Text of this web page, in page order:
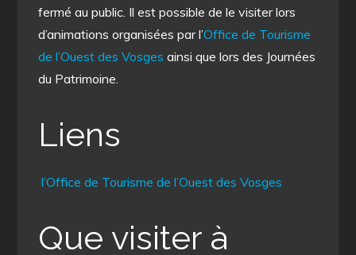
fermé au public. Il est possible de le visiter lors
d’animations organisées par l’Office de Tourisme
de l’Ouest des Vosges ainsi que lors des Journées
du Patrimoine.
Liens
l’Office de Tourisme de l’Ouest des Vosges
Que visiter à